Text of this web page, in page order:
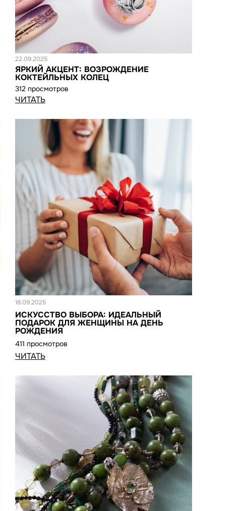
Статья
22.09.2025
ЯРКИЙ АКЦЕНТ: ВОЗРОЖДЕНИЕ
КОКТЕЙЛЬНЫХ КОЛЕЦ
312 просмотров
ЧИТАТЬ
Статья
18.09.2025
ИСКУССТВО ВЫБОРА: ИДЕАЛЬНЫЙ
ПОДАРОК ДЛЯ ЖЕНЩИНЫ НА ДЕНЬ
РОЖДЕНИЯ
411 просмотров
ЧИТАТЬ